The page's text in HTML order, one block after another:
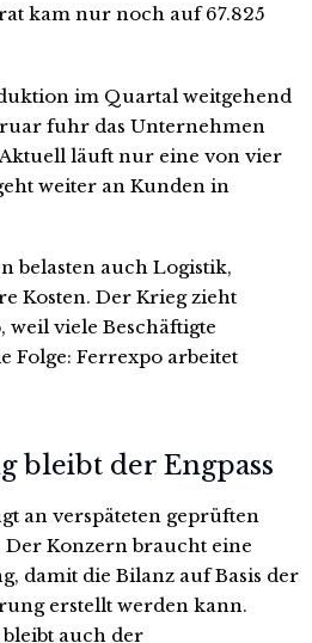
kam nur noch auf 67.825
im Quartal weitgehend
fuhr das Unternehmen
läuft nur eine von vier
weiter an Kunden in
belasten auch Logistik,
Kosten. Der Krieg zieht
weil viele Beschäftigte
Folge: Ferrexpo arbeitet
bleibt der Engpass
an verspäteten geprüften
Konzern braucht eine
damit die Bilanz auf Basis der
erstellt werden kann.
auch der